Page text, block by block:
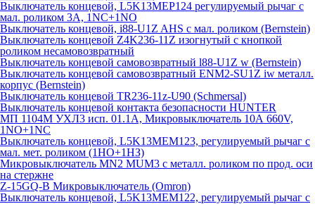
Выключатель концевой, L5K13MEP124 регулируемый рычаг с
мал. роликом 3А, 1NC+1NO
Выключатель концевой, i88-U1Z AHS с мал. роликом (Bernstein)
Выключатель концевой Z4K236-11Z изогнутый с кнопкой
роликом несамовозвратный
Выключатель концевой самовозвратный l88-U1Z w (Bernstein)
Выключатель концевой самовозвратный ENM2-SU1Z iw металл.
корпус (Bernstein)
Выключатель концевой TR236-11z-U90 (Schmersal)
Выключатель концевой контакта безопасности HUNTER
МП 1104М УХЛ3 исп. 01.1А, Микровыключатель 10А 660V,
1NO+1NC
Выключатель концевой, L5K13MEM123, регулируемый рычаг с
мал. мет. роликом (1НО+1НЗ)
Микровыключатель MN2 MUM3 с металл. роликом по прод. оси
на стержне
Z-15GQ-B Микровыключатель (Omron)
Выключатель концевой, L5K13MEM122, регулируемый рычаг с